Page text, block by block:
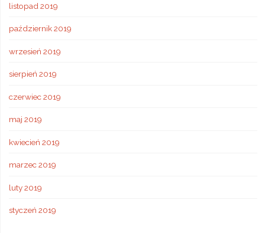
listopad 2019
październik 2019
wrzesień 2019
sierpień 2019
czerwiec 2019
maj 2019
kwiecień 2019
marzec 2019
luty 2019
styczeń 2019